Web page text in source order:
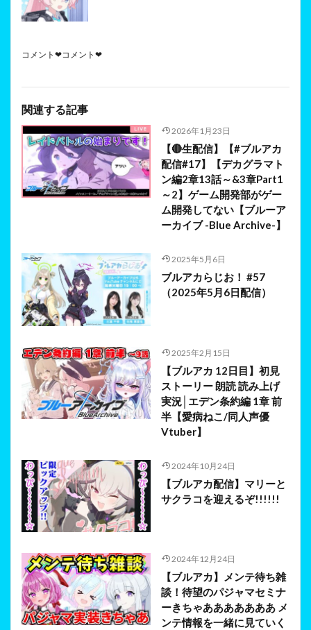
コメント❤コメント❤
関連する記事
2026年1月23日
【🔴生配信】【#ブルアカ
配信#17】【デカグラマト
ン編2章13話～&3章Part1
～2】ゲーム開発部がゲー
ム開発してない【ブルーア
ーカイブ -Blue Archive-】
2025年5月6日
ブルアカらじお！ #57
（2025年5月6日配信）
2025年2月15日
【ブルアカ 12日目】初見
ストーリー 朗読 読み上げ
実況│エデン条約編 1章 前
半【愛病ねこ/同人声優
Vtuber】
2024年10月24日
【ブルアカ配信】マリーと
サクラコを迎えるぞ!!!!!!
2024年12月24日
【ブルアカ】メンテ待ち雑
談！待望のパジャマセミナ
ーきちゃあああああああ メ
ンテ情報を一緒に見ていく